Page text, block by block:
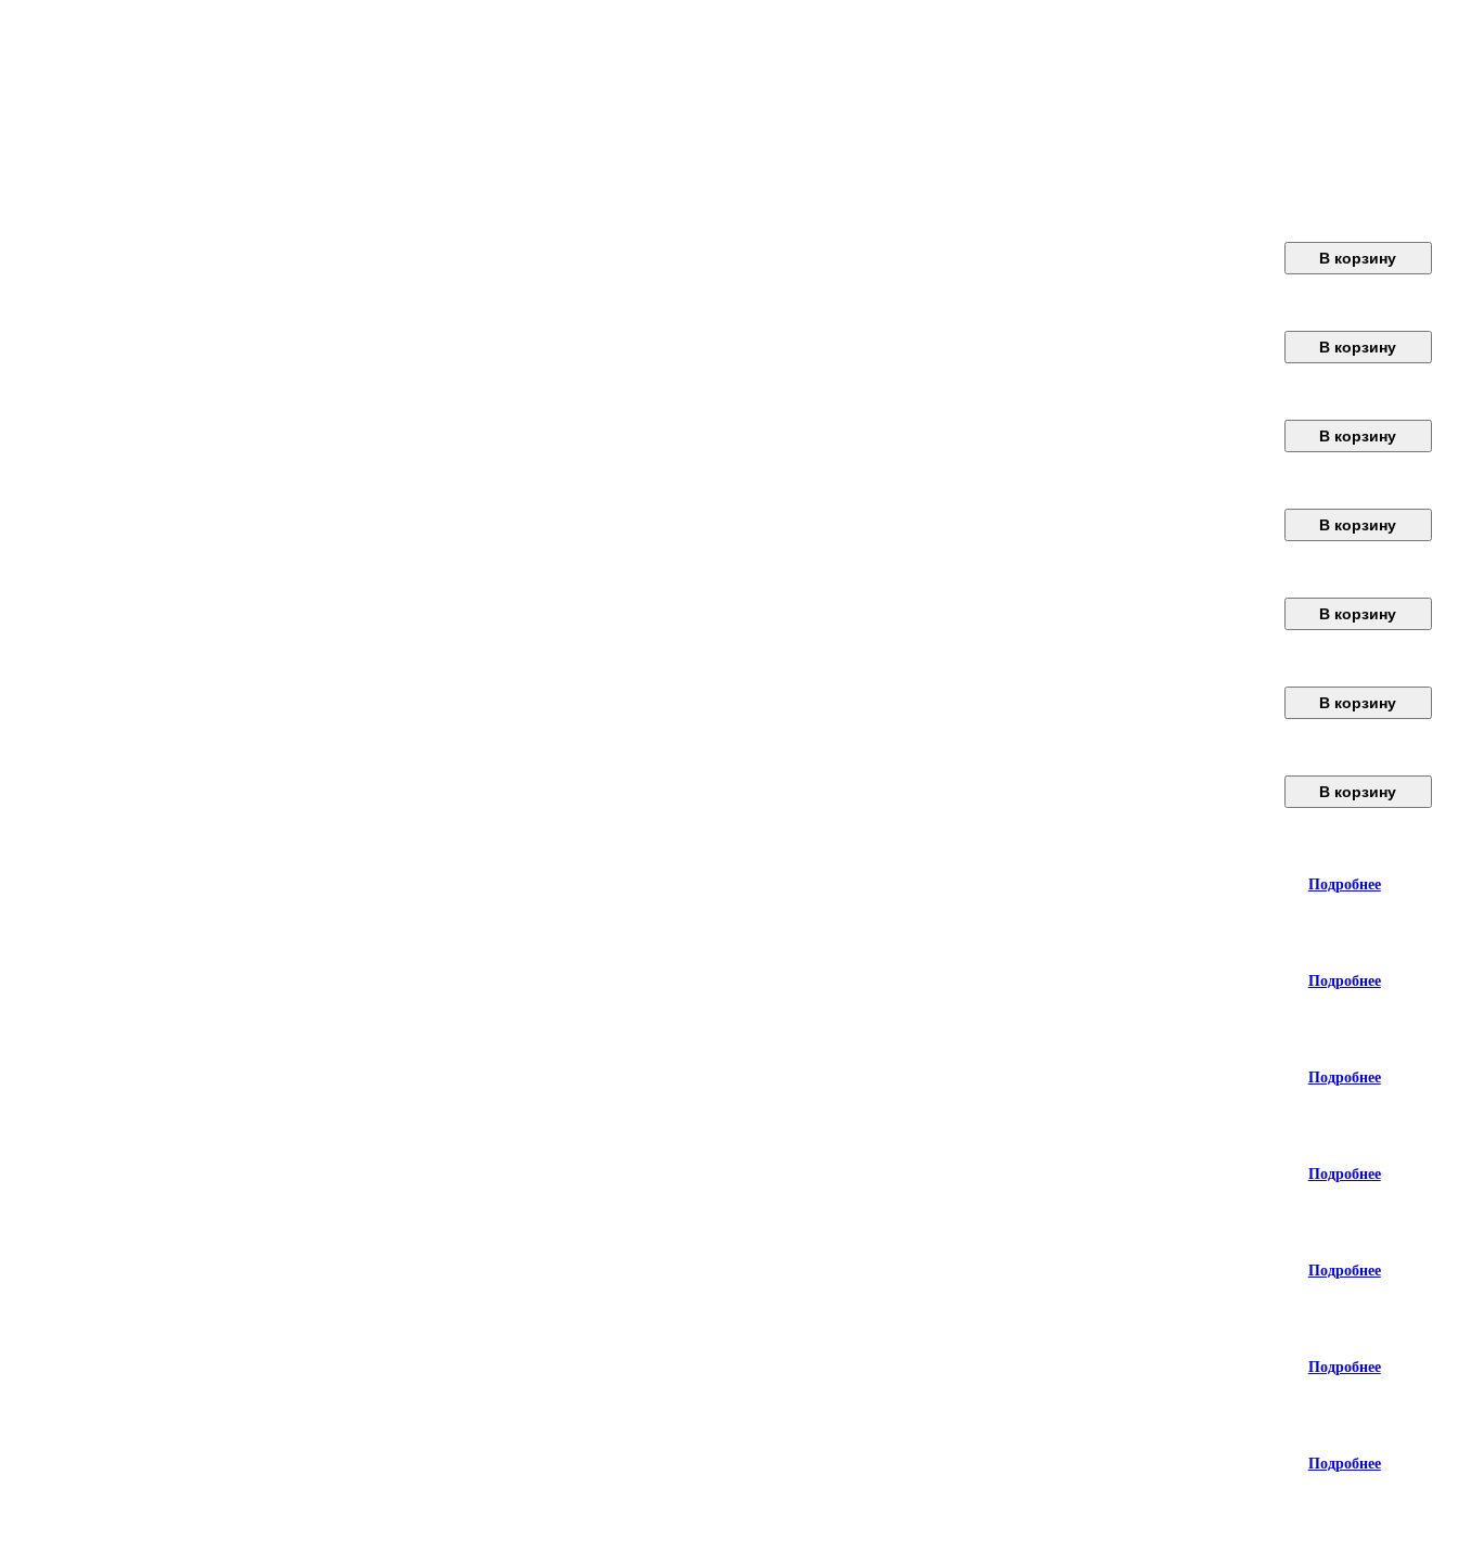
В корзину
В корзину
В корзину
В корзину
В корзину
В корзину
В корзину
Подробнее
Подробнее
Подробнее
Подробнее
Подробнее
Подробнее
Подробнее